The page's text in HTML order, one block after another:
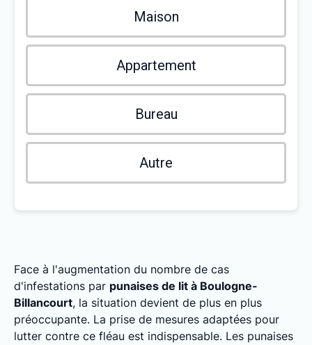
Maison
Appartement
Bureau
Autre
Face à l'augmentation du nombre de cas
d'infestations par punaises de lit à Boulogne-
Billancourt, la situation devient de plus en plus
préoccupante. La prise de mesures adaptées pour
lutter contre ce fléau est indispensable. Les punaises